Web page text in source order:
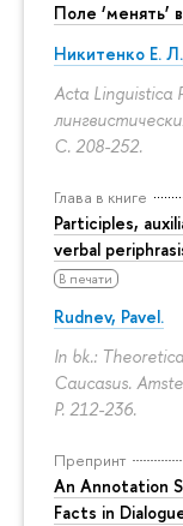
Поле ‘менять’
Никитенко Е. Л.
Acta Linguistica
С. 208-252.
Глава в книге
Participles,
verbal
В печати
Rudnev, Pavel.
In bk.:
Caucasus.
P. 212-236.
Препринт
An Annotation
Facts in